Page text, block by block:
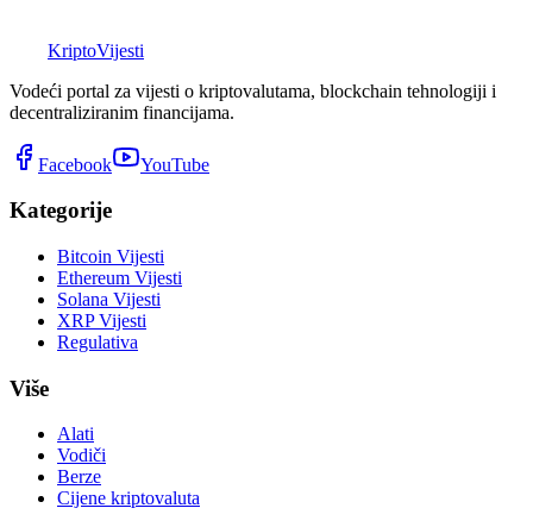
KriptoVijesti
Vodeći portal za vijesti o kriptovalutama, blockchain tehnologiji i
decentraliziranim financijama.
Facebook YouTube
Kategorije
Bitcoin Vijesti
Ethereum Vijesti
Solana Vijesti
XRP Vijesti
Regulativa
Više
Alati
Vodiči
Berze
Cijene kriptovaluta